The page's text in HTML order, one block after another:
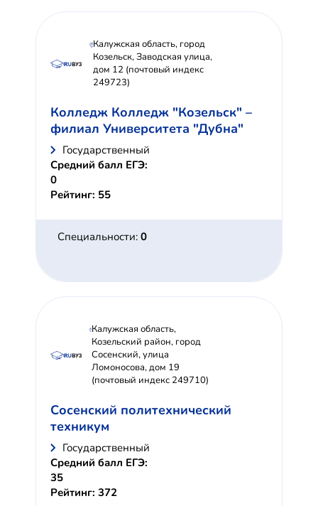
Калужская область, город
Козельск, Заводская улица,
дом 12 (почтовый индекс
249723)
Колледж Колледж "Козельск" –
филиал Университета "Дубна"
Государственный
Средний балл ЕГЭ:
0
Рейтинг: 55
Специальности: 0
Калужская область,
Козельский район, город
Сосенский, улица
Ломоносова, дом 19
(почтовый индекс 249710)
Сосенский политехнический
техникум
Государственный
Средний балл ЕГЭ:
35
Рейтинг: 372